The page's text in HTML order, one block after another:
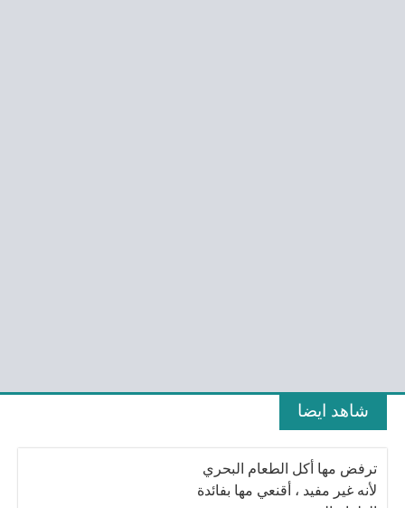
شاهد ايضا
ترفض مها أكل الطعام البحري
لأنه غير مفيد ، أقنعي مها بفائدة